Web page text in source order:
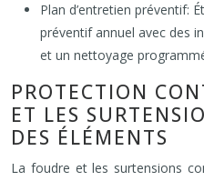
Plan d’entretien préventif:
préventif annuel avec des
et un nettoyage
PROTECTION
ET LES
DES ÉLÉMENTS
La foudre et les surtensions